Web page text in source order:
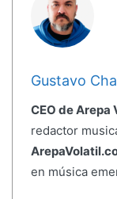
Gustavo
CEO de Arepa
redactor
en música